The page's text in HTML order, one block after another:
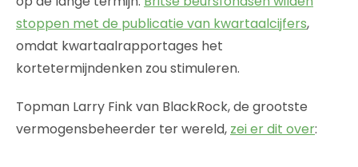
stoppen met de publicatie van kwartaalcijfers,
omdat kwartaalrapportages het
kortetermijndenken zou stimuleren.
Topman Larry Fink van BlackRock, de grootste
vermogensbeheerder ter wereld, zei er dit over: